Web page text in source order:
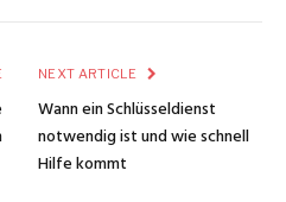
NEXT ARTICLE
Wann ein Schlüsseldienst
notwendig ist und wie schnell
Hilfe kommt